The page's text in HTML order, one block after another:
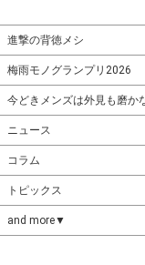
進撃の背徳メシ
梅雨モノグランプリ2026
今どきメンズは外見も磨か
ニュース
コラム
トピックス
and more▼